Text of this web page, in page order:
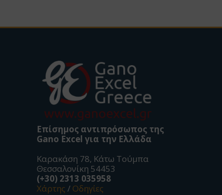
Επίσημος αντιπρόσωπος της
Gano Excel για την Ελλάδα
Καρακάση 78, Κάτω Τούμπα
Θεσσαλονίκη 54453
(+30) 2313 035958
Χάρτης / Οδηγίες